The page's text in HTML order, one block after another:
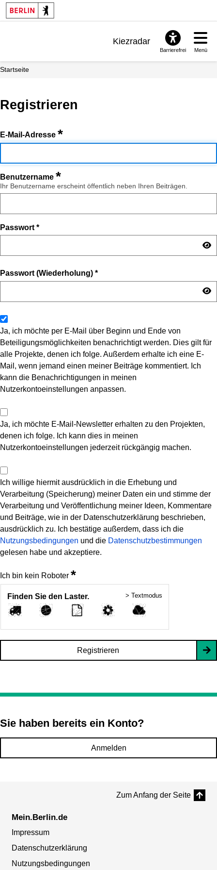
Kiezradar
Barrierefrei Menü
Startseite
Registrieren
E-Mail-Adresse *
Benutzername *
Ihr Benutzername erscheint öffentlich neben Ihren Beiträgen.
Passwort *
Passwort (Wiederholung) *
Ja, ich möchte per E-Mail über Beginn und Ende von
Beteiligungsmöglichkeiten benachrichtigt werden. Dies gilt für
alle Projekte, denen ich folge. Außerdem erhalte ich eine E-
Mail, wenn jemand einen meiner Beiträge kommentiert. Ich
kann die Benachrichtigungen in meinen
Nutzerkontoeinstellungen anpassen.
Ja, ich möchte E-Mail-Newsletter erhalten zu den Projekten,
denen ich folge. Ich kann dies in meinen
Nutzerkontoeinstellungen jederzeit rückgängig machen.
Ich willige hiermit ausdrücklich in die Erhebung und
Verarbeitung (Speicherung) meiner Daten ein und stimme der
Verarbeitung und Veröffentlichung meiner Ideen, Kommentare
und Beiträge, wie in der Datenschutzerklärung beschrieben,
ausdrücklich zu. Ich bestätige außerdem, dass ich die
Nutzungsbedingungen und die Datenschutzbestimmungen
gelesen habe und akzeptiere.
Ich bin kein Roboter *
Finden Sie den Laster. > Textmodus
Registrieren
Sie haben bereits ein Konto?
Anmelden
Zum Anfang der Seite
Mein.Berlin.de
Impressum
Datenschutzerklärung
Nutzungsbedingungen